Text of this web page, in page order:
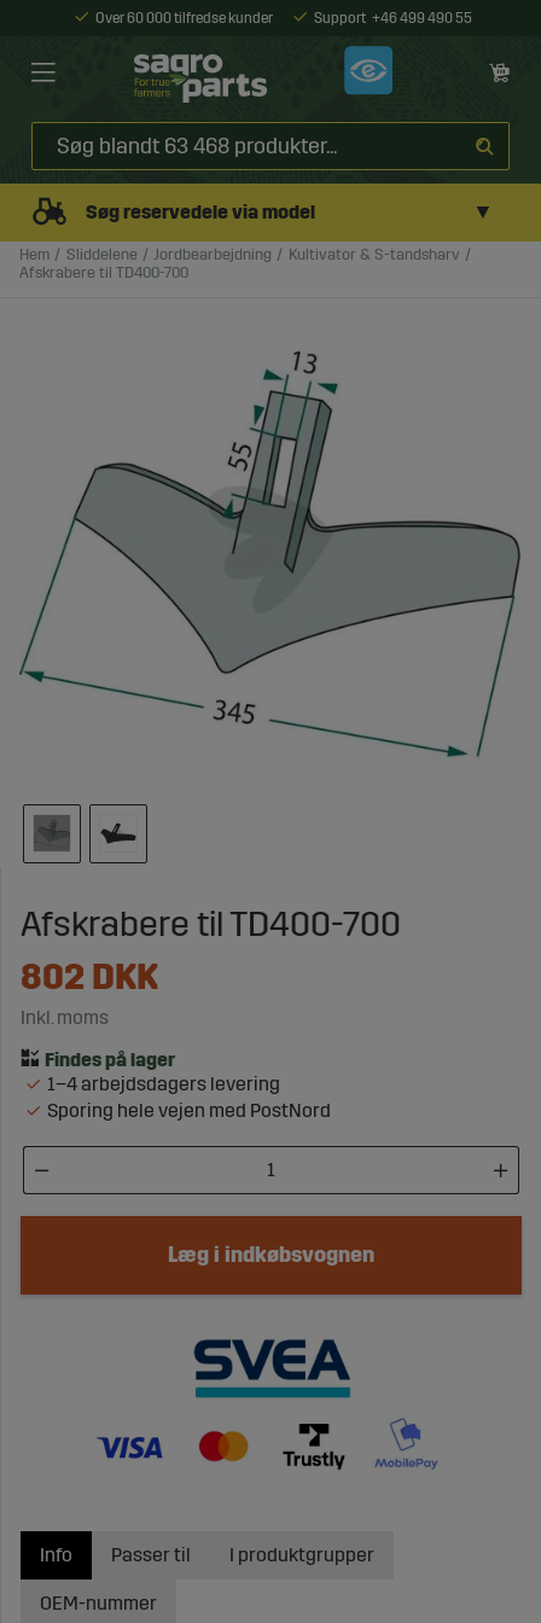
Over 60 000 tilfredse kunder Support +46 499 490 55
Søg reservedele via model ▼
Hem Sliddelene Jordbearbejdning
Kultivator & S-tandsharv
Afskrabere til TD400-700
Afskrabere til TD400-700
802 DKK
Inkl. moms
1–4 arbejdsdagers levering
Sporing hele vejen med PostNord
Læg i indkøbsvognen
Info Passer til I produktgrupper
OEM-nummer